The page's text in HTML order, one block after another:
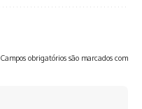
Campos obrigatórios são marcados com